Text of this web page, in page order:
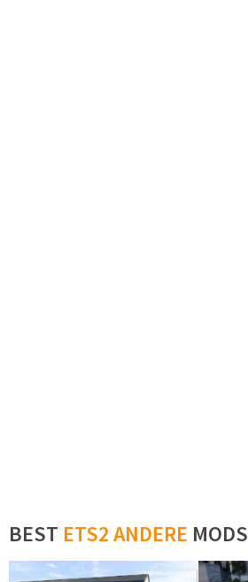
BEST ETS2 ANDERE MODS